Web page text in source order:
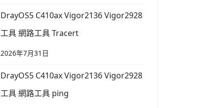
DrayOS5 C410ax Vigor2136 Vigor2928
工具 網路工具 Tracert
2026年7月31日
DrayOS5 C410ax Vigor2136 Vigor2928
工具 網路工具 ping